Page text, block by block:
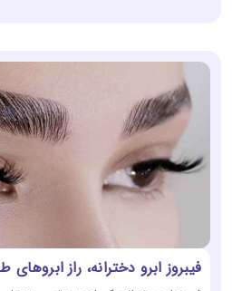
فیبروز ابرو دخترانه، راز ابروهای